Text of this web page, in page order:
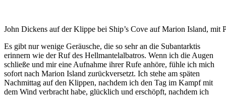
John Dickens auf der Klippe bei Ship’s Cove auf Marion Island,
Es gibt nur wenige Geräusche, die so sehr an die Subantarktis
erinnern wie der Ruf des Hellmantelalbatros. Wenn ich die Augen
schließe und mir eine Aufnahme ihrer Rufe anhöre, fühle ich mich
sofort nach Marion Island zurückversetzt. Ich stehe am späten
Nachmittag auf den Klippen, nachdem ich den Tag im Kampf mit
dem Wind verbracht habe, glücklich und erschöpft, nachdem ich